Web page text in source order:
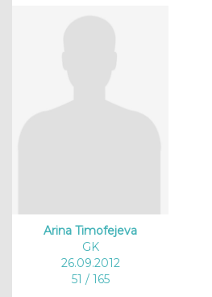
Arina Timofejeva
GK
26.09.2012
51 / 165